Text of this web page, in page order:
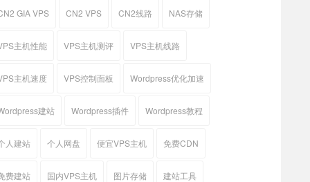
GIA VPS CN2 VPS CN2线路 NAS存储
主机性能 VPS主机测评 VPS主机线路
主机速度 VPS控制面板 Wordpress优化加速
建站 Wordpress插件 Wordpress教程
人建站 个人网盘 便宜VPS主机 免费CDN
费建站 国内VPS主机 图片存储 建站工具